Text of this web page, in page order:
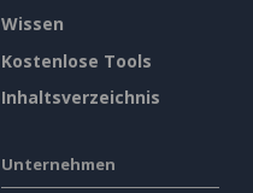
Wissen
Kostenlose Tools
Inhaltsverzeichnis
Unternehmen